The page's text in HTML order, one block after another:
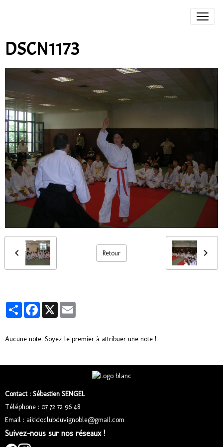
DSCN1173
Retour
PartagerFacebook
X
Aucune note. Soyez le premier à attribuer une note !
Contact : Sébastien SENGEL
Téléphone : 07 72 72 96 48
Email : aikidoclubduvignoble@gmail.com
Suivez-nous sur nos réseaux !